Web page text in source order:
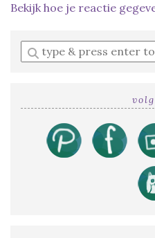
Bekijk hoe je reactie
Enter
a